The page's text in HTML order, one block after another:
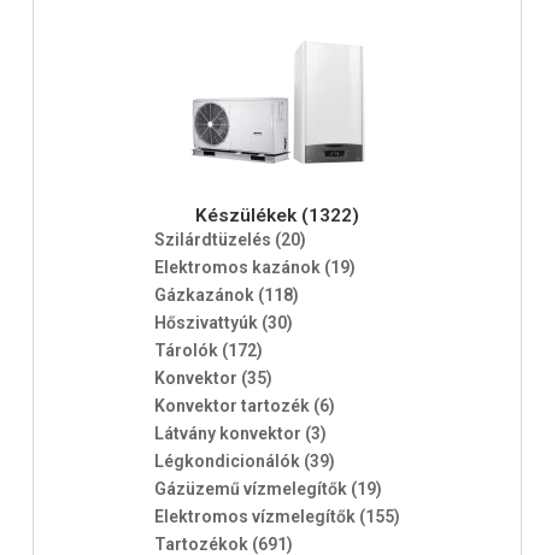
Készülékek (1322)
Szilárdtüzelés (20)
Elektromos kazánok (19)
Gázkazánok (118)
Hőszivattyúk (30)
Tárolók (172)
Konvektor (35)
Konvektor tartozék (6)
Látvány konvektor (3)
Légkondicionálók (39)
Gázüzemű vízmelegítők (19)
Elektromos vízmelegítők (155)
Tartozékok (691)